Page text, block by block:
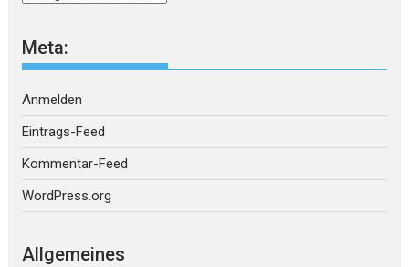
Meta:
Anmelden
Eintrags-Feed
Kommentar-Feed
WordPress.org
Allgemeines